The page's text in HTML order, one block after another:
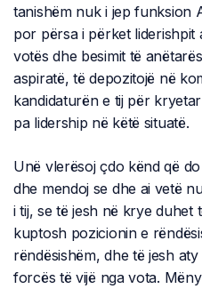
tanishëm nuk i jep funksion
por përsa i përket liderishpit
votës dhe besimit të
aspiratë, të depozitojë në
kandidaturën e tij për
pa lidership në këtë situatë.
Unë vlerësoj çdo kënd që
dhe mendoj se dhe ai vetë
i tij, se të jesh në krye duhet
kuptosh pozicionin e
rëndësishëm, dhe të jesh
forcës të vijë nga vota.